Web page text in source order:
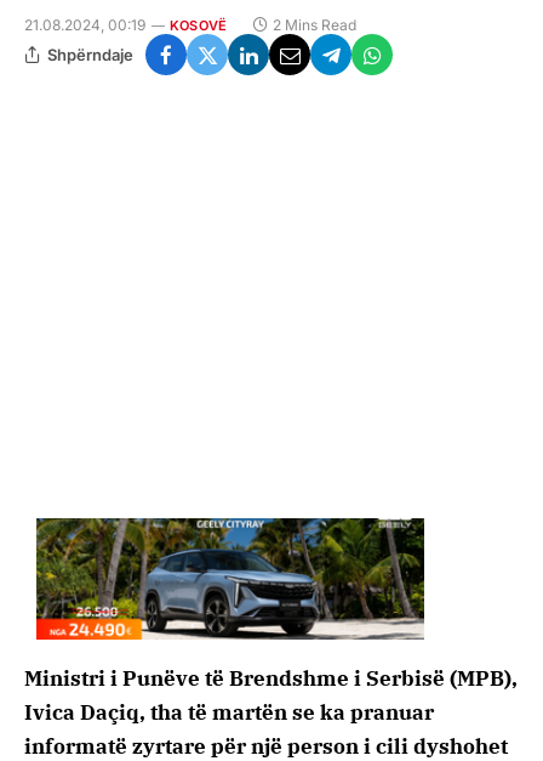
21.08.2024, 00:19 KOSOVË 2 Mins Read
Shpërndaje
Ministri i Punëve të Brendshme i Serbisë (MPB),
Ivica Daçiq, tha të martën se ka pranuar
informatë zyrtare për një person i cili dyshohet